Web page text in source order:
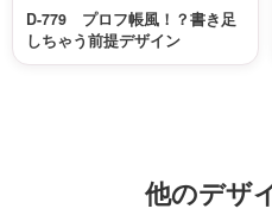
D-779 プロフ帳風！？書き足
しちゃう前提デザイン
他のデザ